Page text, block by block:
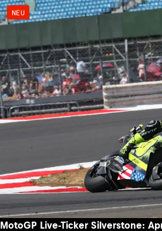
NEU
MotoGP Live-Ticker Silverstone: